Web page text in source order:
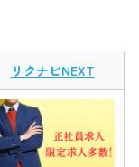
リクナビNEXT